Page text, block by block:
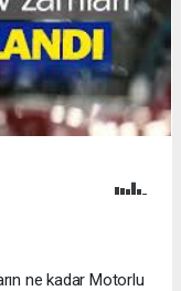
ne kadar Motorlu